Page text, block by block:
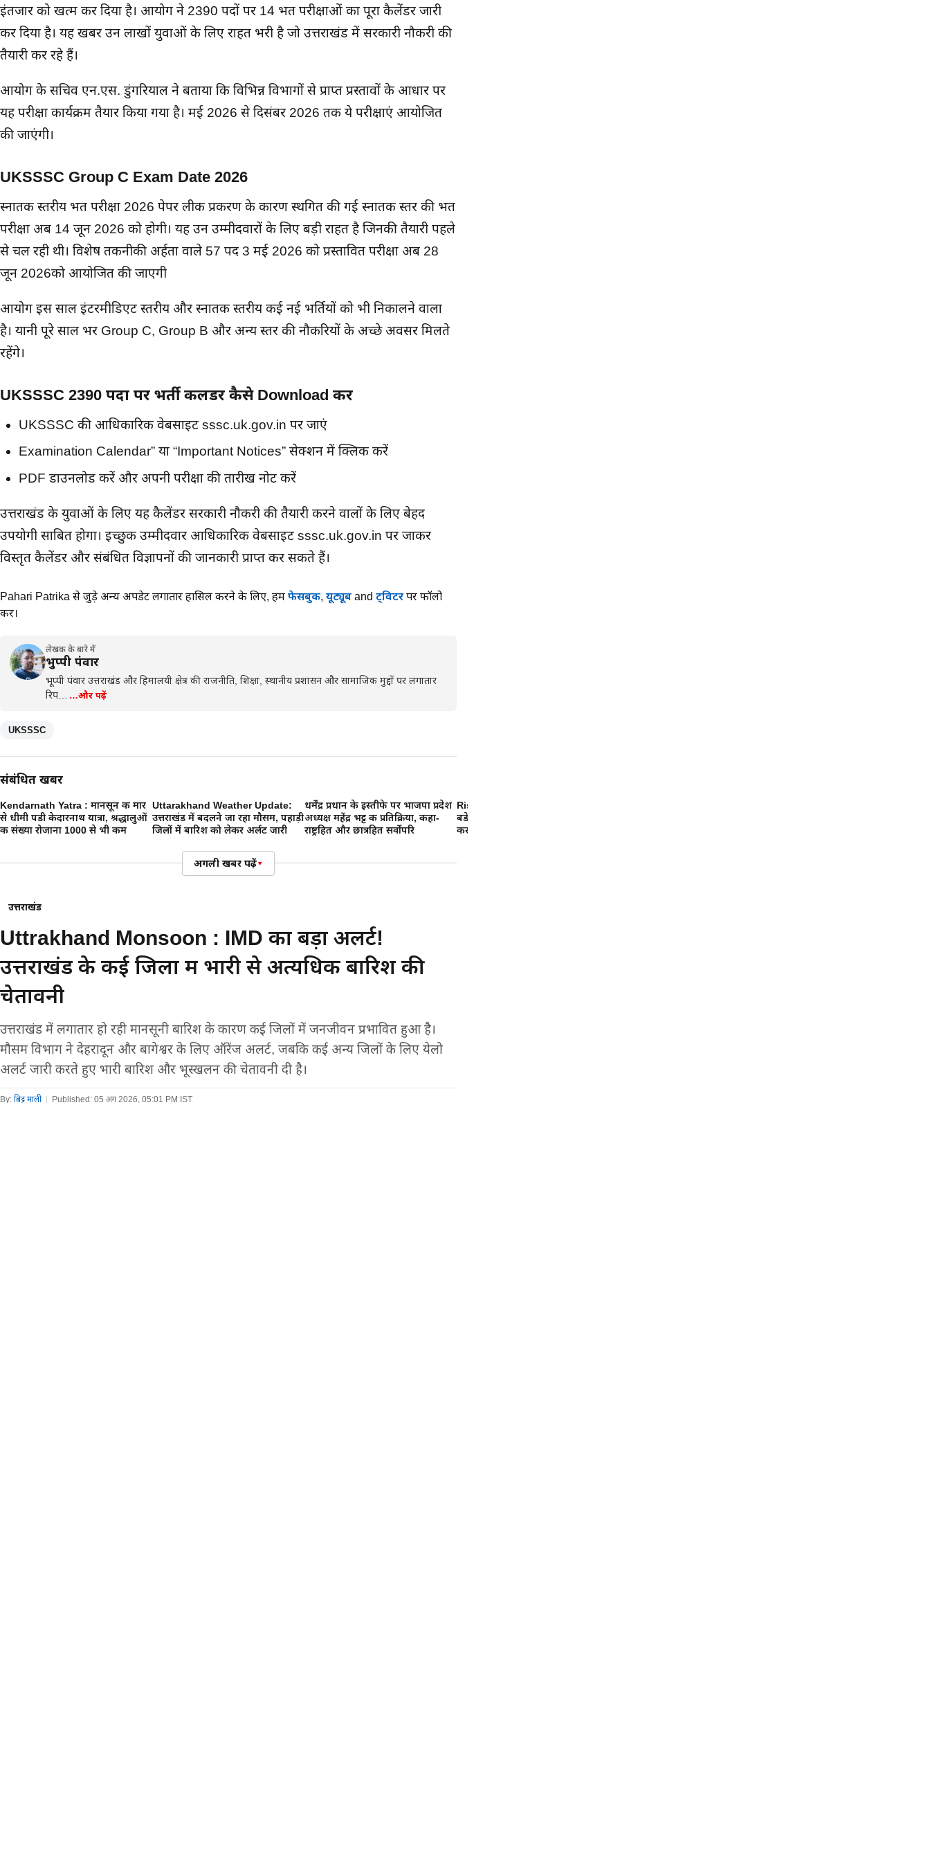
इंतजार को खत्म कर दिया है। आयोग ने 2390 पदों पर 14 भर्ती परीक्षाओं का पूरा कैलेंडर जारी
कर दिया है। यह खबर उन लाखों युवाओं के लिए राहत भरी है जो उत्तराखंड में सरकारी नौकरी की
तैयारी कर रहे हैं।
आयोग के सचिव एन.एस. डुंगरियाल ने बताया कि विभिन्न विभागों से प्राप्त प्रस्तावों के आधार पर
यह परीक्षा कार्यक्रम तैयार किया गया है। मई 2026 से दिसंबर 2026 तक ये परीक्षाएं आयोजित
की जाएंगी।
UKSSSC Group C Exam Date 2026
स्नातक स्तरीय भर्ती परीक्षा 2026 पेपर लीक प्रकरण के कारण स्थगित की गई स्नातक स्तर की भर्ती
परीक्षा अब 14 जून 2026 को होगी। यह उन उम्मीदवारों के लिए बड़ी राहत है जिनकी तैयारी पहले
से चल रही थी। विशेष तकनीकी अर्हता वाले 57 पद 3 मई 2026 को प्रस्तावित परीक्षा अब 28
जून 2026को आयोजित की जाएगी
आयोग इस साल इंटरमीडिएट स्तरीय और स्नातक स्तरीय कई नई भर्तियों को भी निकालने वाला
है। यानी पूरे साल भर Group C, Group B और अन्य स्तर की नौकरियों के अच्छे अवसर मिलते
रहेंगे।
UKSSSC 2390 पदों पर भर्ती कलेंडर कैसे Download करें
UKSSSC की आधिकारिक वेबसाइट sssc.uk.gov.in पर जाएं
Examination Calendar” या “Important Notices” सेक्शन में क्लिक करें
PDF डाउनलोड करें और अपनी परीक्षा की तारीख नोट करें
उत्तराखंड के युवाओं के लिए यह कैलेंडर सरकारी नौकरी की तैयारी करने वालों के लिए बेहद
उपयोगी साबित होगा। इच्छुक उम्मीदवार आधिकारिक वेबसाइट sssc.uk.gov.in पर जाकर
विस्तृत कैलेंडर और संबंधित विज्ञापनों की जानकारी प्राप्त कर सकते हैं।
Pahari Patrika से जुड़े अन्य अपडेट लगातार हासिल करने के लिए, हमें फेसबुक, यूट्यूब and ट्विटर पर फॉलो
करें।
लेखक के बारे में
भुप्पी पंवार
भूप्पी पंवार उत्तराखंड और हिमालयी क्षेत्र की राजनीति, शिक्षा, स्थानीय प्रशासन और सामाजिक मुद्दों पर लगातार
रिप…
…और पढ़ें
UKSSSC
संबंधित खबरें
Kendarnath Yatra : मानसून की मार
से धीमी पडी केदारनाथ यात्रा, श्रद्धालुओं
की संख्या रोजाना 1000 से भी कम
Uttarakhand Weather Update:
उत्तराखंड में बदलने जा रहा मौसम, पहाड़ी
जिलों में बारिश को लेकर अर्लट जारी
धर्मेंद्र प्रधान के इस्तीफे पर भाजपा प्रदेश
अध्यक्ष महेंद्र भट्ट की प्रतिक्रिया, कहा-
राष्ट्रहित और छात्रहित सर्वोपरि
Rishabh Pant : उत्तराखंड के सबसे
बडे टेक्सपेयर बने ऋषभ पंत, 23.84
करोड रुपए का भरा टैक्स
अगली खबर पढ़ें▾
उत्तराखंड
Uttrakhand Monsoon : IMD का बड़ा अलर्ट!
उत्तराखंड के कई जिलों में भारी से अत्यधिक बारिश की
चेतावनी
उत्तराखंड में लगातार हो रही मानसूनी बारिश के कारण कई जिलों में जनजीवन प्रभावित हुआ है।
मौसम विभाग ने देहरादून और बागेश्वर के लिए ऑरेंज अलर्ट, जबकि कई अन्य जिलों के लिए येलो
अलर्ट जारी करते हुए भारी बारिश और भूस्खलन की चेतावनी दी है।
By: बिट्टू माली Published: 05 अग 2026, 05:01 PM IST